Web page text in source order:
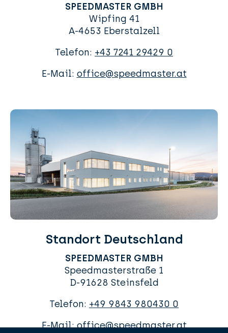
SPEEDMASTER GMBH
Wipfing 41
A-4653 Eberstalzell
Telefon: +43 7241 29429 0
E-Mail: office@speedmaster.at
Standort Deutschland
SPEEDMASTER GMBH
Speedmasterstraße 1
D-91628 Steinsfeld
Telefon: +49 9843 980430 0
E-Mail:office@speedmaster.at